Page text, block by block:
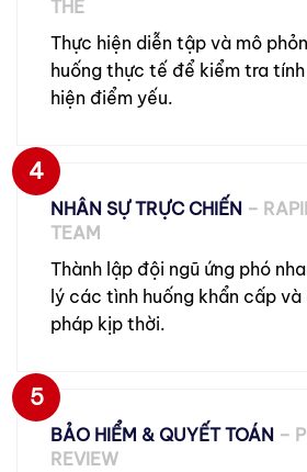
THỂ
Thực hiện diễn tập và mô
huống thực tế để kiểm tra
hiện điểm yếu.
4
NHÂN SỰ TRỰC CHIẾN –
TEAM
Thành lập đội ngũ ứng phó
lý các tình huống khẩn cấp và
pháp kịp thời.
5
BẢO HIỂM & QUYẾT TOÁN –
REVIEW